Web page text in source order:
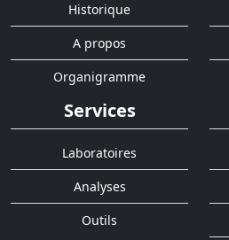
Historique
A propos
Organigramme
Services
Laboratoires
Analyses
Outils